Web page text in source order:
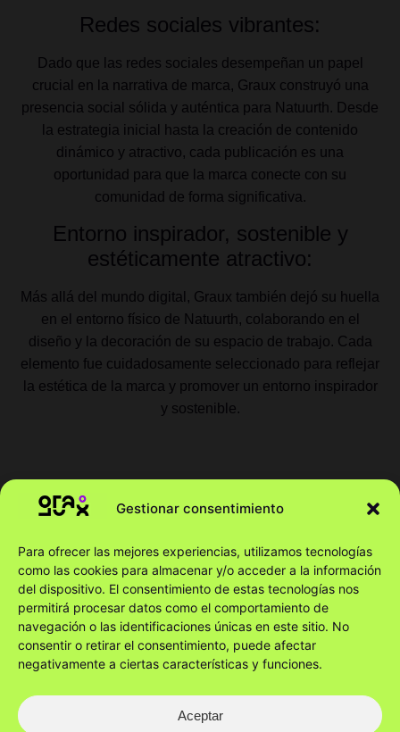
Gestionar consentimiento
Para ofrecer las mejores experiencias, utilizamos tecnologías
como las cookies para almacenar y/o acceder a la información
del dispositivo. El consentimiento de estas tecnologías nos
permitirá procesar datos como el comportamiento de
navegación o las identificaciones únicas en este sitio. No
consentir o retirar el consentimiento, puede afectar
negativamente a ciertas características y funciones.
Aceptar
Redes sociales vibrantes:
Dado que las redes sociales desempeñan un papel
crucial en la narrativa de marca, Graux construyó una
presencia social sólida y auténtica para Natuurth. Desde
la estrategia inicial hasta la creación de contenido
dinámico y atractivo, cada publicación es una
oportunidad para que la marca conecte con su
comunidad de forma significativa.
Entorno inspirador, sostenible y
estéticamente atractivo:
Más allá del mundo digital, Graux también dejó su huella
en el entorno físico de Natuurth, colaborando en el
diseño y la decoración de su espacio de trabajo. Cada
elemento fue cuidadosamente seleccionado para reflejar
la estética de la marca y promover un entorno inspirador
y sostenible.
Let’s Graux, ¡una jornada sin fronteras! SEO en Instagram: Técnicas para mejorar su alcance y compromiso
+34 611
470 542
contacto@graux.es